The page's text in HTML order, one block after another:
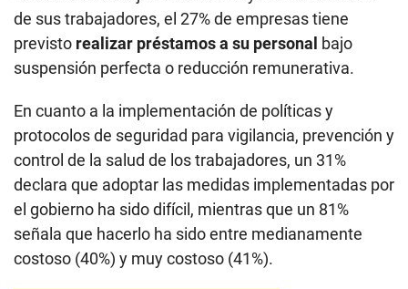
de sus trabajadores, el 27% de empresas tiene
previsto realizar préstamos a su personal bajo
suspensión perfecta o reducción remunerativa.
En cuanto a la implementación de políticas y
protocolos de seguridad para vigilancia, prevención y
control de la salud de los trabajadores, un 31%
declara que adoptar las medidas implementadas por
el gobierno ha sido difícil, mientras que un 81%
señala que hacerlo ha sido entre medianamente
costoso (40%) y muy costoso (41%).